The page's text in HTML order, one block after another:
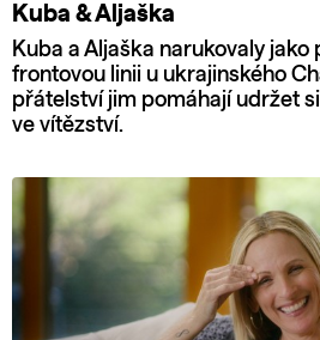
Kuba & Aljaška
Kuba a Aljaška narukovaly
frontovou linii u ukrajinského
přátelství jim pomáhají udržet
ve vítězství.